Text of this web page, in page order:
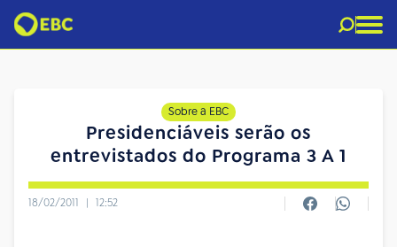
Sobre a EBC
Presidenciáveis serão os
entrevistados do Programa 3 A 1
18/02/2011 | 12:52